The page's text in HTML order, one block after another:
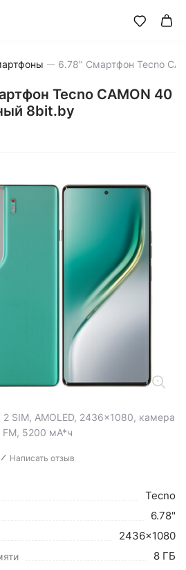
Tecno CAMON 40
8bit.by
SIM, AMOLED, 2436x1080, камера
FM, 5200 мА*ч
Написать отзыв
Tecno
6.78"
2436x1080
8 ГБ